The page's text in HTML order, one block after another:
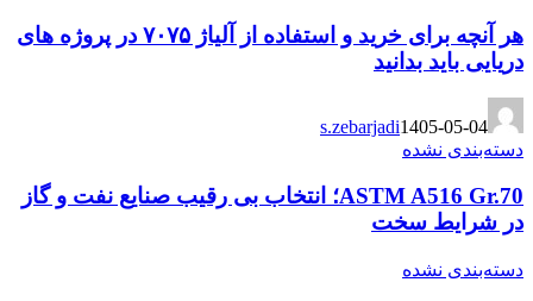
هر آنچه برای خرید و استفاده از آلیاژ ۷۰۷۵ در پروژه های
دریایی باید بدانید
s.zebarjadi1405-05-04
دسته‌بندی نشده
ASTM A516 Gr.70؛ انتخاب بی رقیب صنایع نفت و گاز
در شرایط سخت
دسته‌بندی نشده